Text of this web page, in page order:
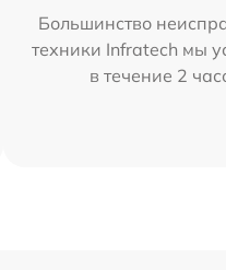
Большинство
техники Infratech мы
в течение 2